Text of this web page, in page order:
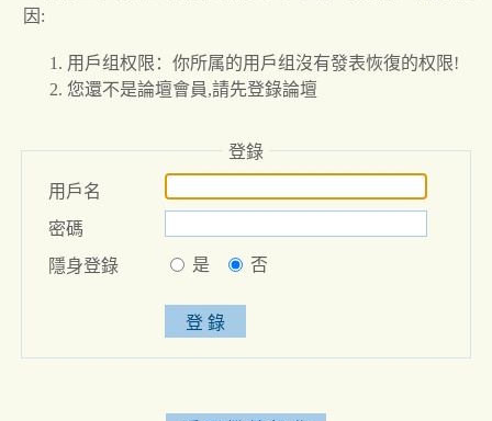
因:
用戶组权限：你所属的用戶组沒有發表恢復的权限!
您還不是論壇會員,請先登錄論壇
登錄
用戶名
密碼
隱身登錄
是 否